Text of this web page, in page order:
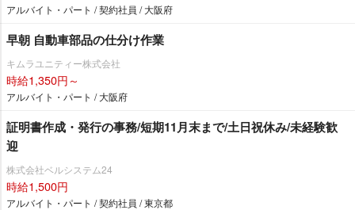
アルバイト・パート / 契約社員 / 大阪府
早朝 自動車部品の仕分け作業
キムラユニティー株式会社
時給1,350円～
アルバイト・パート / 大阪府
証明書作成・発行の事務/短期11月末まで/土日祝休み/未経験歓
迎
株式会社ベルシステム24
時給1,500円
アルバイト・パート / 契約社員 / 東京都